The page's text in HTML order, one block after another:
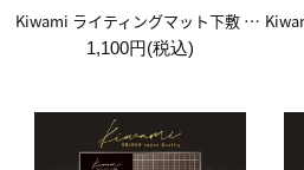
Kiwami ライティングマット下敷 システム手帳バイブルサイズ【黒】
1,100円(税込)